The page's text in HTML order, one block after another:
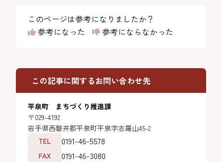
このページは参考になりましたか？
参考になった
参考にならなかった
この記事に関するお問い合わせ先
平泉町 まちづくり推進課
〒029-4192
岩手県西磐井郡平泉町平泉字志羅山45-2
TEL
0191-46-5578
FAX 0191-46-3080